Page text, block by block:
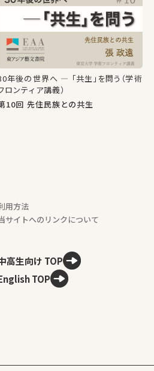
年後の世界へ ― 「共生」を問う（学術
ロンティア講義）
第10回 先住民族との共生
用方法
サイトへのリンクについて
高生向け TOP
TOP